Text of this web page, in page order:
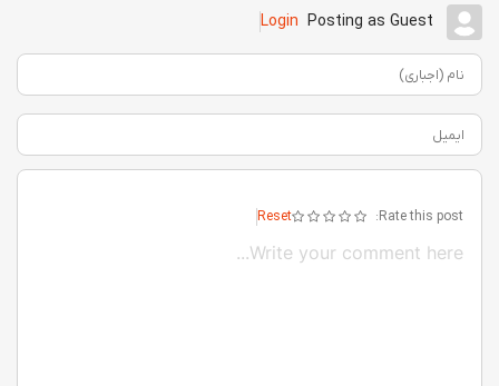
Posting as Guest
Login
نام (اجباری)
ایمیل
Rate this post:
Reset